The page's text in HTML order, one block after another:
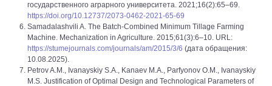
государственного аграрного университета. 2021;16(2):65–69.
https://doi.org/10.12737/2073-0462-2021-65-69
Samadalashvili A. The Batch-Combined Minimum Tillage Farming
Machine. Mechanization in Agriculture. 2015;61(3):6–10. URL:
https://stumejournals.com/journals/am/2015/3/6 (дата обращения:
10.08.2025).
Petrov A.M., Ivanayskiy S.A., Kanaev M.A., Parfyonov O.M., Ivanayskiy
M.S. Justification of Optimal Design and Technological Parameters of